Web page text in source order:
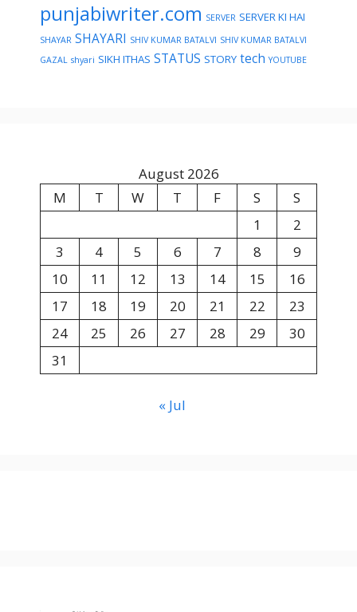
punjabiwriter.com SERVER SERVER KI HAI
SHAYAR SHAYARI SHIV KUMAR BATALVI SHIV KUMAR BATALVI
GAZAL shyari SIKH ITHAS STATUS STORY tech YOUTUBE
August 2026
M
T W T F S
S
1
2
3
4 5 6 7 8
9
10
11 12 13 14 15
16
17
18 19 20 21 22
23
24
25 26 27 28 29
30
31
« Jul